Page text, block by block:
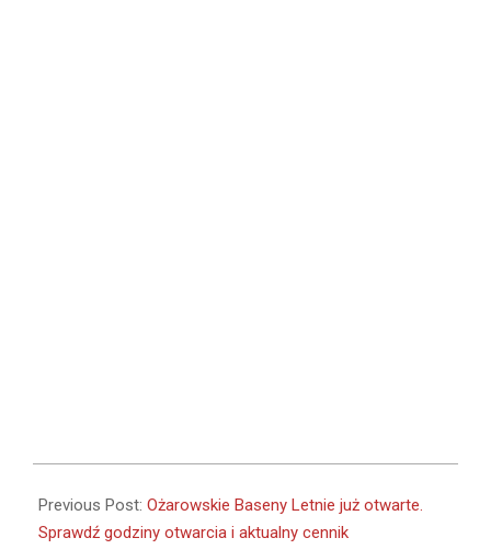
07-
02
Previous Post: Ożarowskie Baseny Letnie już otwarte.
Sprawdź godziny otwarcia i aktualny cennik